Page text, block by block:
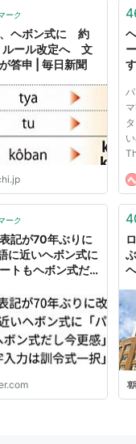
ーク
ヘボン式に 約
ルール改定へ 文
答申 | 毎日新聞
ーク
記が70年ぶりに
に近いヘボン式に
トもヘボン式だし